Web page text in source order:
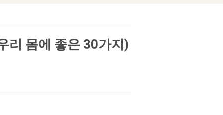
리 몸에 좋은 30가지)